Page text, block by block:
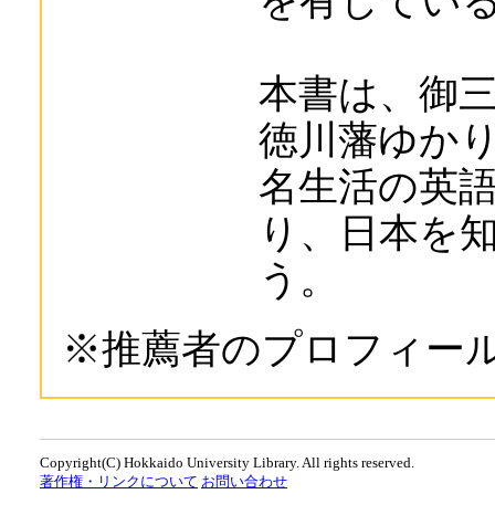
本書は、御
徳川藩ゆか
名生活の英
り、日本を
う。
※推薦者のプロフィー
Copyright(C) Hokkaido University Library. All rights reserved.
著作権・リンクについて お問い合わせ